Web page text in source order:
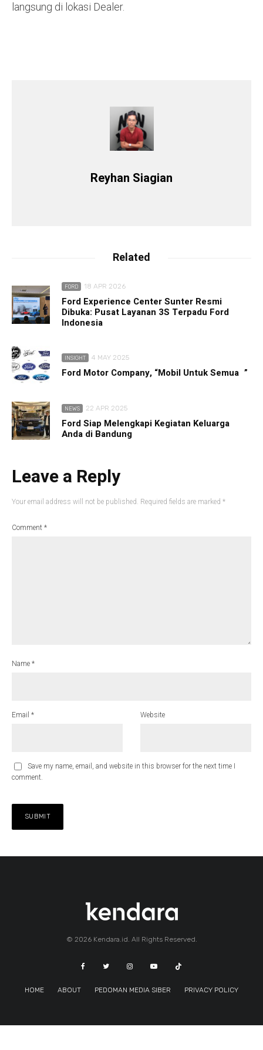
langsung di lokasi Dealer.
Reyhan Siagian
Related
FORD 18 APR 2026
Ford Experience Center Sunter Resmi
Dibuka: Pusat Layanan 3S Terpadu Ford
Indonesia
INSIGHT 4 MAY 2025
Ford Motor Company, “Mobil Untuk Semua ”
NEWS 22 APR 2025
Ford Siap Melengkapi Kegiatan Keluarga
Anda di Bandung
Leave a Reply
Your email address will not be published. Required fields are marked *
Comment *
Name *
Email * Website
Save my name, email, and website in this browser for the next time I
comment.
© 2026 Kendara.id. All Rights Reserved.
HOME ABOUT PEDOMAN MEDIA SIBER PRIVACY POLICY